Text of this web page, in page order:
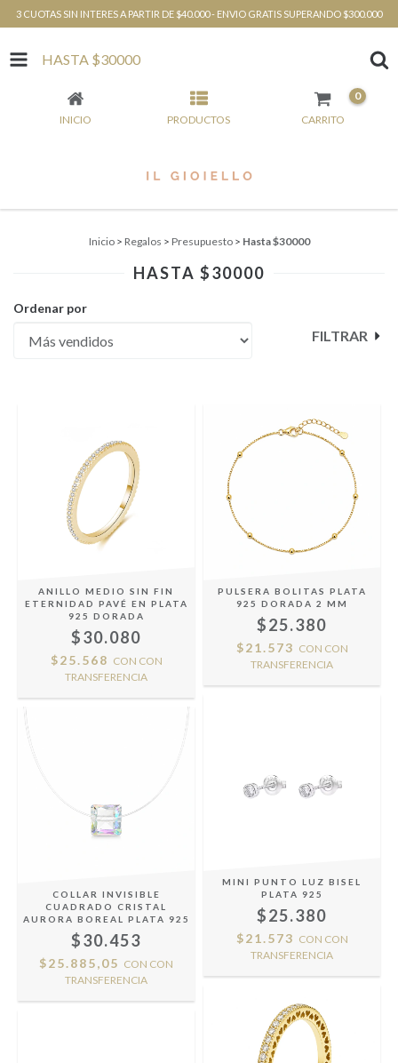
3 CUOTAS SIN INTERES A PARTIR DE $40.000 - ENVIO GRATIS SUPERANDO $300.000
HASTA $30000
INICIO PRODUCTOS CARRITO
0
Inicio > Regalos > Presupuesto > Hasta $30000
HASTA $30000
Ordenar por
FILTRAR
ANILLO MEDIO SIN FIN
ETERNIDAD PAVÉ EN PLATA
925 DORADA
$30.080
$25.568 CON CON
TRANSFERENCIA
PULSERA BOLITAS PLATA
925 DORADA 2 MM
$25.380
$21.573 CON CON
TRANSFERENCIA
COLLAR INVISIBLE
CUADRADO CRISTAL
AURORA BOREAL PLATA 925
$30.453
$25.885,05 CON CON
TRANSFERENCIA
MINI PUNTO LUZ BISEL
PLATA 925
$25.380
$21.573 CON CON
TRANSFERENCIA